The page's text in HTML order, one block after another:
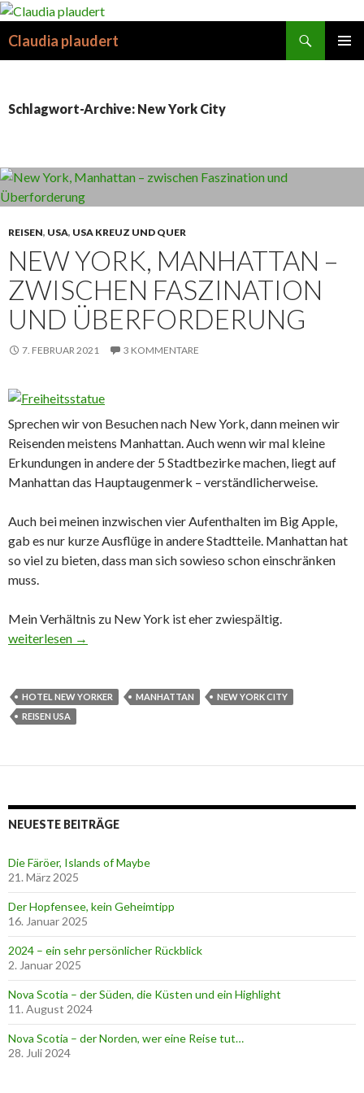
Claudia plaudert
Schlagwort-Archive: New York City
REISEN, USA, USA KREUZ UND QUER
NEW YORK, MANHATTAN –
ZWISCHEN FASZINATION
UND ÜBERFORDERUNG
7. FEBRUAR 2021 3 KOMMENTARE
Sprechen wir von Besuchen nach New York, dann meinen wir
Reisenden meistens Manhattan. Auch wenn wir mal kleine
Erkundungen in andere der 5 Stadtbezirke machen, liegt auf
Manhattan das Hauptaugenmerk – verständlicherweise.
Auch bei meinen inzwischen vier Aufenthalten im Big Apple,
gab es nur kurze Ausflüge in andere Stadtteile. Manhattan hat
so viel zu bieten, dass man sich sowieso schon einschränken
muss.
Mein Verhältnis zu New York ist eher zwiespältig.
New York, Manhattan – zwischen Faszination und
weiterlesen →
HOTEL NEW YORKER MANHATTAN
NEW YORK CITY
REISEN USA
NEUESTE BEITRÄGE
Die Färöer, Islands of Maybe
21. März 2025
Der Hopfensee, kein Geheimtipp
16. Januar 2025
2024 – ein sehr persönlicher Rückblick
2. Januar 2025
Nova Scotia – der Süden, die Küsten und ein Highlight
11. August 2024
Nova Scotia – der Norden, wer eine Reise tut…
28. Juli 2024